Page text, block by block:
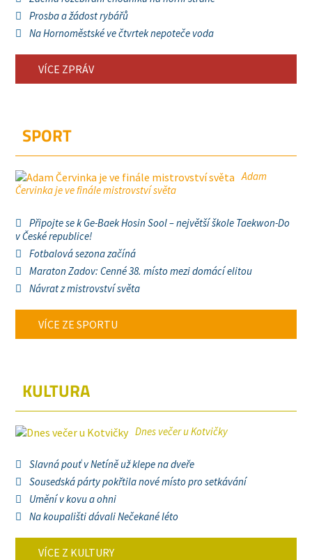
Prosba a žádost rybářů
Na Hornoměstské ve čtvrtek nepoteče voda
VÍCE ZPRÁV
SPORT
Adam
Červinka je ve finále mistrovství světa
Připojte se k Ge-Baek Hosin Sool – největší škole Taekwon-Do
v České republice!
Fotbalová sezona začíná
Maraton Zadov: Cenné 38. místo mezi domácí elitou
Návrat z mistrovství světa
VÍCE ZE SPORTU
KULTURA
Dnes večer u Kotvičky
Slavná pouť v Netíně už klepe na dveře
Sousedská párty pokřtila nové místo pro setkávání
Umění v kovu a ohni
Na koupališti dávali Nečekané léto
VÍCE Z KULTURY